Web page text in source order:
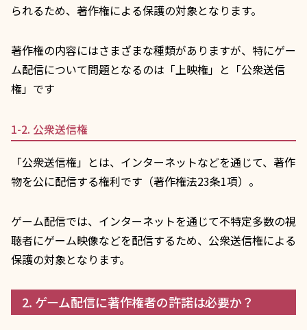
られるため、著作権による保護の対象となります。
著作権の内容にはさまざまな種類がありますが、特にゲー
ム配信について問題となるのは「上映権」と「公衆送信
権」です
1-2. 公衆送信権
「公衆送信権」とは、インターネットなどを通じて、著作
物を公に配信する権利です（著作権法23条1項）。
ゲーム配信では、インターネットを通じて不特定多数の視
聴者にゲーム映像などを配信するため、公衆送信権による
保護の対象となります。
2. ゲーム配信に著作権者の許諾は必要か？